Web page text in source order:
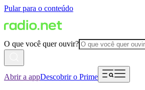
Pular para o conteúdo
O que você quer ouvir?
Abrir a appDescobrir o Prime